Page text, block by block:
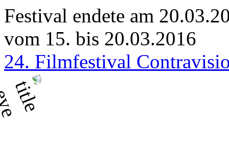
Festival endete am
vom 15. bis 20.03.2016
24. Filmfestival